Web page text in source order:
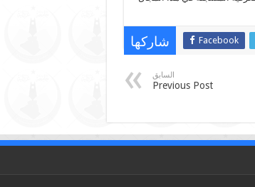
شاركها Facebook
السابق
Previous Post